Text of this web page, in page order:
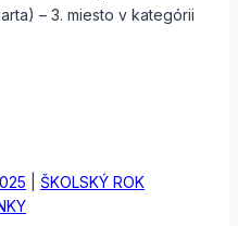
– 3. miesto v kategórii
ŠKOLSKÝ ROK